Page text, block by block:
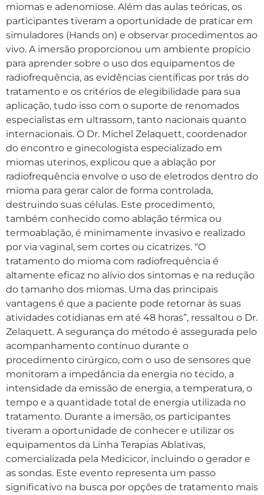
miomas e adenomiose. Além das aulas teóricas, os
participantes tiveram a oportunidade de praticar em
simuladores (Hands on) e observar procedimentos ao
vivo. A imersão proporcionou um ambiente propício
para aprender sobre o uso dos equipamentos de
radiofrequência, as evidências científicas por trás do
tratamento e os critérios de elegibilidade para sua
aplicação, tudo isso com o suporte de renomados
especialistas em ultrassom, tanto nacionais quanto
internacionais. O Dr. Michel Zelaquett, coordenador
do encontro e ginecologista especializado em
miomas uterinos, explicou que a ablação por
radiofrequência envolve o uso de eletrodos dentro do
mioma para gerar calor de forma controlada,
destruindo suas células. Este procedimento,
também conhecido como ablação térmica ou
termoablação, é minimamente invasivo e realizado
por via vaginal, sem cortes ou cicatrizes. “O
tratamento do mioma com radiofrequência é
altamente eficaz no alívio dos sintomas e na redução
do tamanho dos miomas. Uma das principais
vantagens é que a paciente pode retornar às suas
atividades cotidianas em até 48 horas”, ressaltou o Dr.
Zelaquett. A segurança do método é assegurada pelo
acompanhamento contínuo durante o
procedimento cirúrgico, com o uso de sensores que
monitoram a impedância da energia no tecido, a
intensidade da emissão de energia, a temperatura, o
tempo e a quantidade total de energia utilizada no
tratamento. Durante a imersão, os participantes
tiveram a oportunidade de conhecer e utilizar os
equipamentos da Linha Terapias Ablativas,
comercializada pela Medicicor, incluindo o gerador e
as sondas. Este evento representa um passo
significativo na busca por opções de tratamento mais